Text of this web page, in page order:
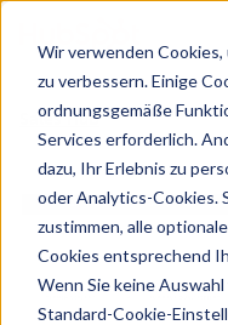
Wir verwenden
zu verbessern. Einige
ordnungsgemäße
Services erforderlich.
dazu, Ihr Erlebnis zu
oder Analytics-Cookies.
zustimmen, alle
Cookies entsprechend
Wenn Sie keine
Standard-Cookie-
Sales Hub